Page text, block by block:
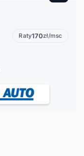
Raty170zł/msc